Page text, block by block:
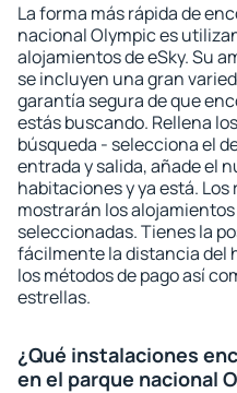
La forma más rápida de
nacional Olympic es
alojamientos de eSky. Su
se incluyen una gran
garantía segura de que
estás buscando. Rellena
búsqueda - selecciona el
entrada y salida, añade el
habitaciones y ya está.
mostrarán los
seleccionadas. Tienes la
fácilmente la distancia del
los métodos de pago así
estrellas.
¿Qué instalaciones
en el parque nacional